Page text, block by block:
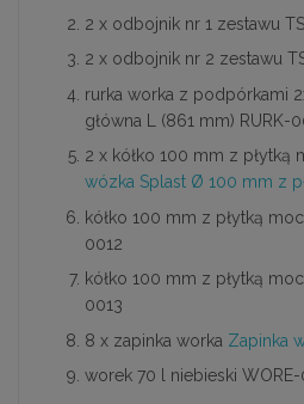
2 x odbojnik nr 1 zestawu
2 x odbojnik nr 2 zestawu
rurka worka z podpórkami
główna L (861 mm) RURK-
2 x kółko 100 mm z płytką
wózka Splast Ø 100 mm z
kółko 100 mm z płytką
0012
kółko 100 mm z płytką
0013
8 x zapinka worka Zapinka
worek 70 l niebieski